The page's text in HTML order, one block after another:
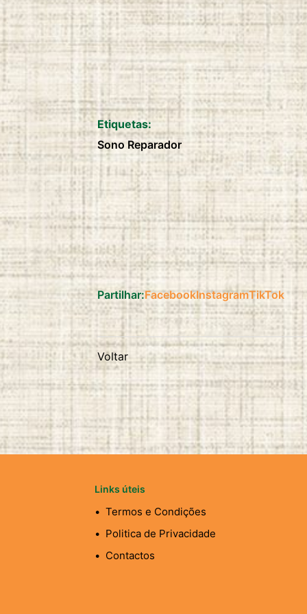
Etiquetas:
Sono Reparador
Partilhar:FacebookInstagramTikTok
Voltar
Links úteis
Termos e Condições
Politica de Privacidade
Contactos
duration:
2 anos